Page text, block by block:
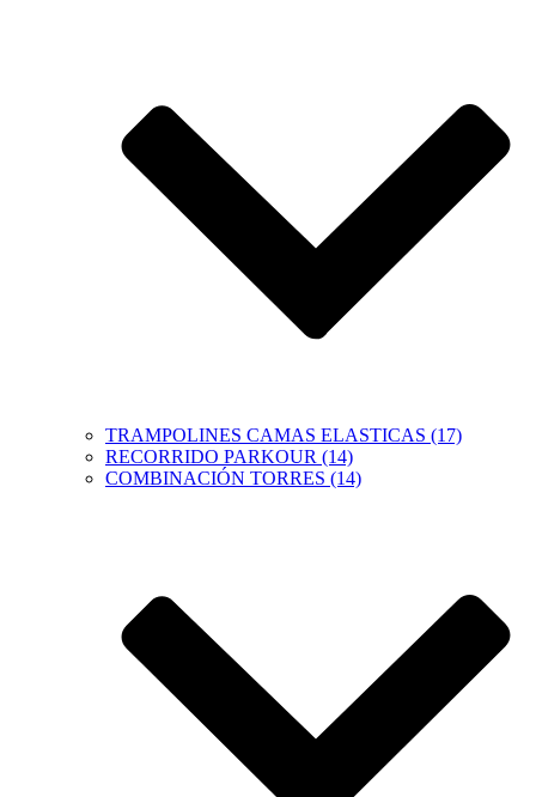
TRAMPOLINES CAMAS ELASTICAS (17)
RECORRIDO PARKOUR (14)
COMBINACIÓN TORRES (14)